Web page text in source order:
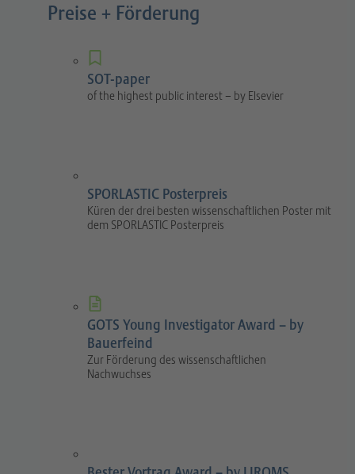
Preise + Förderung
SOT-paper
of the highest public interest – by Elsevier
SPORLASTIC Posterpreis
Küren der drei besten wissenschaftlichen Poster mit
dem SPORLASTIC Posterpreis
GOTS Young Investigator Award – by
Bauerfeind
Zur Förderung des wissenschaftlichen
Nachwuchses